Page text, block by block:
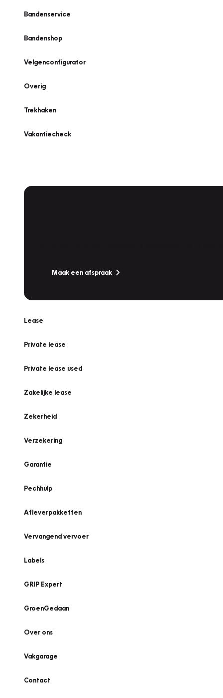
Bandenservice
Bandenshop
Velgenconfigurator
Overig
Trekhaken
Vakantiecheck
Maak een afspraak
Lease
Private lease
Private lease used
Zakelijke lease
Zekerheid
Verzekering
Garantie
Pechhulp
Afleverpakketten
Vervangend vervoer
Labels
GRIP Expert
GroenGedaan
Over ons
Vakgarage
Contact